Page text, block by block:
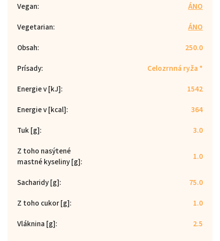
Vegan:
ÁNO
Vegetarian:
ÁNO
Obsah:
250.0
Prísady:
Celozrnná ryža *
Energie v [kJ]:
1542
Energie v [kcal]:
364
Tuk [g]:
3.0
Z toho nasýtené
mastné kyseliny [g]: 1.0
Sacharidy [g]:
75.0
Z toho cukor [g]:
1.0
Vláknina [g]:
2.5